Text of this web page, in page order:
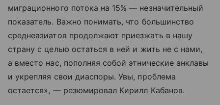
миграционного потока на 15% — незначительный
показатель. Важно понимать, что большинство
среднеазиатов продолжают приезжать в нашу
страну с целью остаться в ней и жить не с нами,
а вместо нас, пополняя собой этнические анклавы
и укрепляя свои диаспоры. Увы, проблема
остается», — резюмировал Кирилл Кабанов.